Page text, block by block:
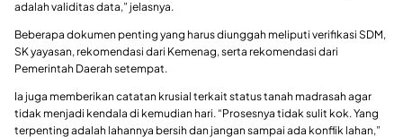
adalah validitas data,” jelasnya.
Beberapa dokumen penting yang harus diunggah meliputi verifikasi SDM,
SK yayasan, rekomendasi dari Kemenag, serta rekomendasi dari
Pemerintah Daerah setempat.
Ia juga memberikan catatan krusial terkait status tanah madrasah agar
tidak menjadi kendala di kemudian hari. “Prosesnya tidak sulit kok. Yang
terpenting adalah lahannya bersih dan jangan sampai ada konflik lahan,”